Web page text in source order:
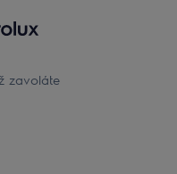
zavoláte